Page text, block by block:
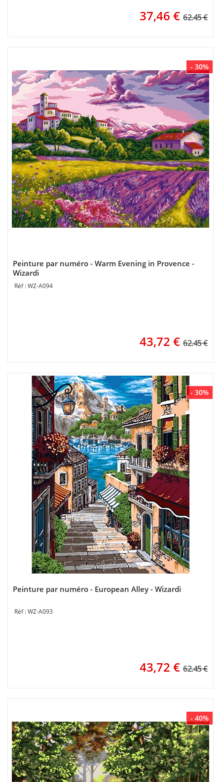
37,46 € 62.45 €
- 30%
Peinture par numéro - Warm Evening in Provence -
Wizardi
WZ-A094
43,72 € 62.45 €
- 30%
Peinture par numéro - European Alley - Wizardi
WZ-A093
43,72 € 62.45 €
- 40%